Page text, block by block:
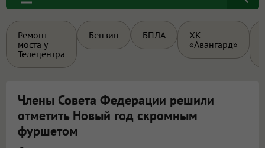
Ремонт
моста у
Телецентра
Бензин БПЛА
ХК
«Авангард»
Члены Совета Федерации решили
отметить Новый год скромным
фуршетом